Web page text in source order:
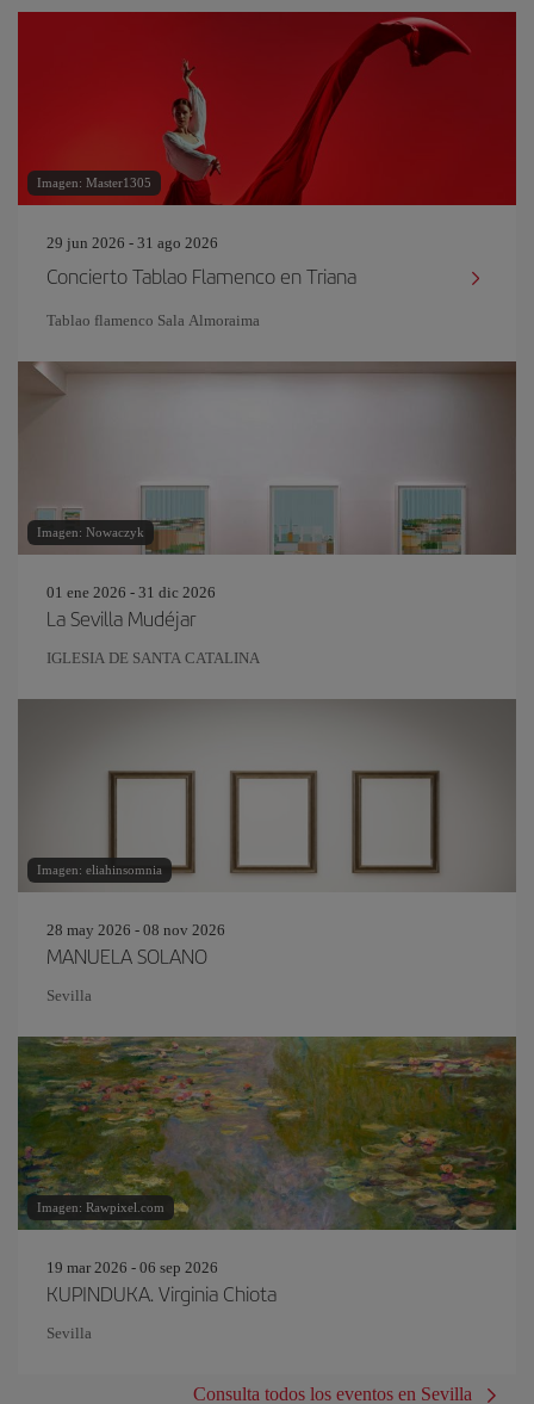
Imagen: Master1305
29 jun 2026 - 31 ago 2026
Concierto Tablao Flamenco en Triana
Tablao flamenco Sala Almoraima
Imagen: Nowaczyk
01 ene 2026 - 31 dic 2026
La Sevilla Mudéjar
IGLESIA DE SANTA CATALINA
Imagen: eliahinsomnia
28 may 2026 - 08 nov 2026
MANUELA SOLANO
Sevilla
Imagen: Rawpixel.com
19 mar 2026 - 06 sep 2026
KUPINDUKA. Virginia Chiota
Sevilla
Consulta todos los eventos en Sevilla